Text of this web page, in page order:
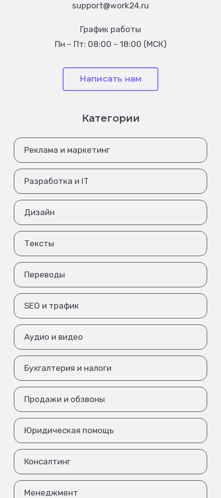
support@work24.ru
График работы
Пн – Пт: 08:00 – 18:00 (МСК)
Написать нам
Категории
Реклама и маркетинг
Разработка и IT
Дизайн
Тексты
Переводы
SEO и трафик
Аудио и видео
Бухгалтерия и налоги
Продажи и обзвоны
Юридическая помощь
Консалтинг
Менеджмент